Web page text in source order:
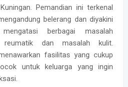
Pemandian ini terkenal
belerang dan diyakini
berbagai masalah
reumatik dan masalah kulit.
fasilitas yang cukup
untuk keluarga yang ingin